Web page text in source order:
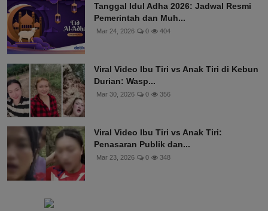
Tanggal Idul Adha 2026: Jadwal Resmi
Pemerintah dan Muh...
Mar 24, 2026 0 404
Viral Video Ibu Tiri vs Anak Tiri di Kebun
Durian: Wasp...
Mar 30, 2026 0 356
Viral Video Ibu Tiri vs Anak Tiri:
Penasaran Publik dan...
Mar 23, 2026 0 348